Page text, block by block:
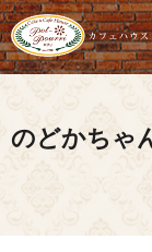
のどかちゃ